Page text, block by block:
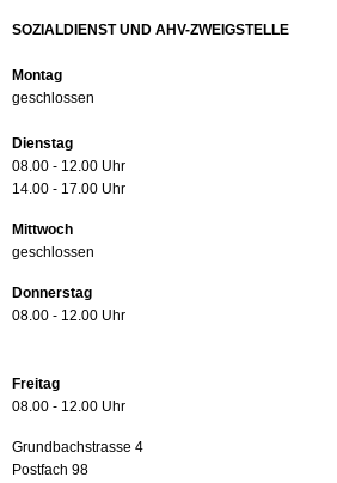
SOZIALDIENST UND AHV-ZWEIGSTELLE
Montag
geschlossen
Dienstag
08.00 - 12.00 Uhr
14.00 - 17.00 Uhr
Mittwoch
geschlossen
Donnerstag
08.00 - 12.00 Uhr
Freitag
08.00 - 12.00 Uhr
Grundbachstrasse 4
Postfach 98